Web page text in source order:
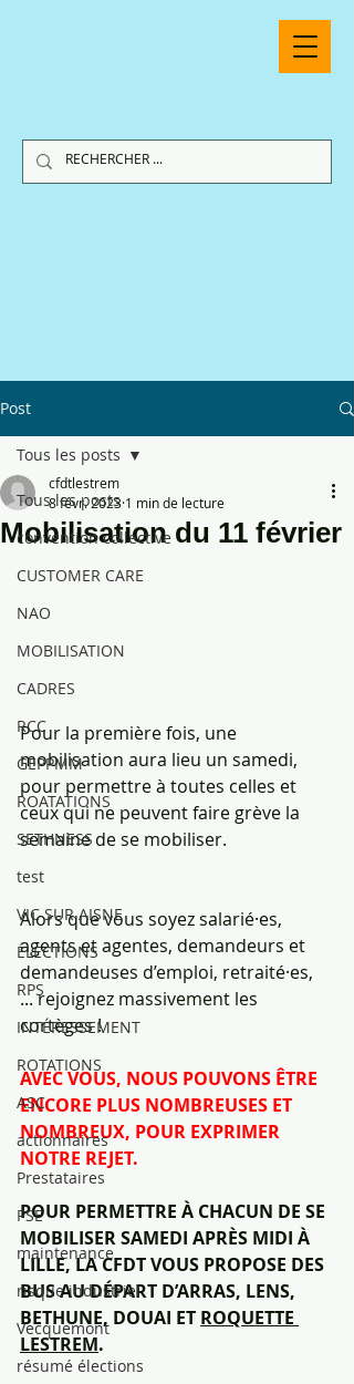
Post
Tous les posts
convention collective
CUSTOMER CARE
NAO
MOBILISATION
CADRES
RCC
GEPPMM
ROATATIONS
SETHNESS
test
VIC SUR AISNE
ÉLECTIONS
RPS
INTÉRESSEMENT
ROTATIONS
ASC
actionnaires
Prestataires
PSE
maintenance
risque industriel
Vecquemont
résumé élections
Tous les posts
Mobilisation du 11 février
cfdtlestrem
8 févr. 2023 1 min de lecture
Pour la première fois, une
mobilisation aura lieu un samedi,
pour permettre à toutes celles et
ceux qui ne peuvent faire grève la
semaine de se mobiliser.
Alors que vous soyez salarié·es,
agents et agentes, demandeurs et
demandeuses d’emploi, retraité·es,
... rejoignez massivement les
cortèges !
AVEC VOUS, NOUS POUVONS ÊTRE
ENCORE PLUS NOMBREUSES ET
NOMBREUX, POUR EXPRIMER
NOTRE REJET.
POUR PERMETTRE À CHACUN DE SE
MOBILISER SAMEDI APRÈS MIDI À
LILLE, LA CFDT VOUS PROPOSE DES
BUS AU DÉPART D’ARRAS, LENS,
BETHUNE, DOUAI ET ROQUETTE
LESTREM.